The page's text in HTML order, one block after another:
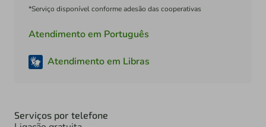
*Serviço disponível conforme adesão das cooperativas
Atendimento em Português
Atendimento em Libras
Serviços por telefone